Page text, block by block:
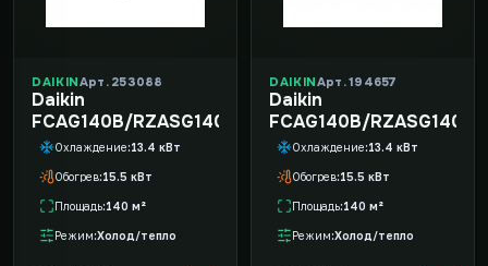
DAIKINАрт. 253088
Daikin
FCAG140B/RZASG140MV1/-40
Охлаждение 13.4 кВт
Обогрев 15.5 кВт
Площадь 140 м²
Режим Холод/тепло
DAIKINАрт. 194657
Daikin
FCAG140B/
Охлаждение 13.4 кВт
Обогрев 15.5 кВт
Площадь 140 м²
Режим Холод/тепло